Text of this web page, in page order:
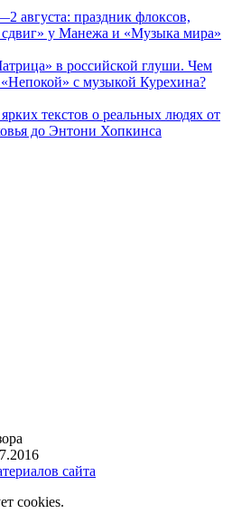
августа: праздник флоксов,
у Манежа и «Музыка мира»
в российской глуши. Чем
с музыкой Курехина?
текстов о реальных людях от
до Энтони Хопкинса
сайта
cookies.